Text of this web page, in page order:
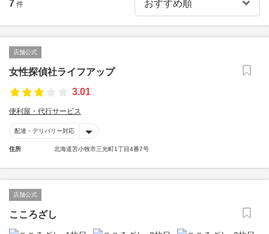
7 件
店舗公式
女性探偵社ライフアップ
3.01
便利屋・代行サービス
配達・デリバリー対応
住所 北海道苫小牧市三光町1丁目4番7号
店舗公式
こころざし